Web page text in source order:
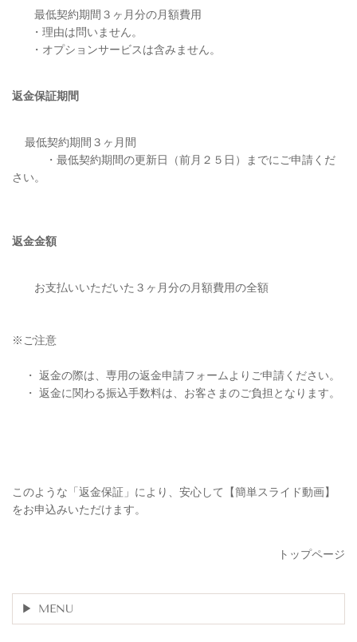
最低契約期間３ヶ月分の月額費用
・理由は問いません。
・オプションサービスは含みません。
返金保証期間
最低契約期間３ヶ月間
・最低契約期間の更新日（前月２５日）までにご申請くだ
さい。
返金金額
お支払いいただいた３ヶ月分の月額費用の全額
※ご注意
・ 返金の際は、専用の返金申請フォームよりご申請ください。
・ 返金に関わる振込手数料は、お客さまのご負担となります。
このような「返金保証」により、安心して【簡単スライド動画】
をお申込みいただけます。
トップページ
MENU